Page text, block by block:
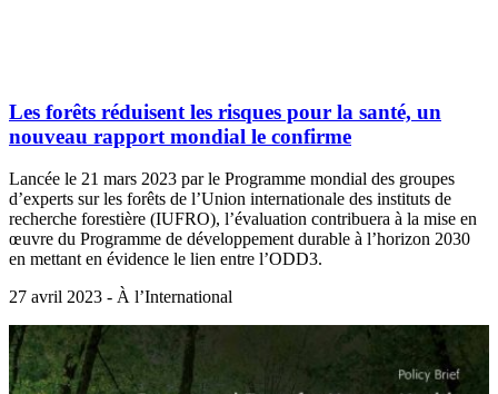
Les forêts réduisent les risques pour la santé, un
nouveau rapport mondial le confirme
Lancée le 21 mars 2023 par le Programme mondial des groupes
d’experts sur les forêts de l’Union internationale des instituts de
recherche forestière (IUFRO), l’évaluation contribuera à la mise en
œuvre du Programme de développement durable à l’horizon 2030
en mettant en évidence le lien entre l’ODD3.
27 avril 2023 - À l’International